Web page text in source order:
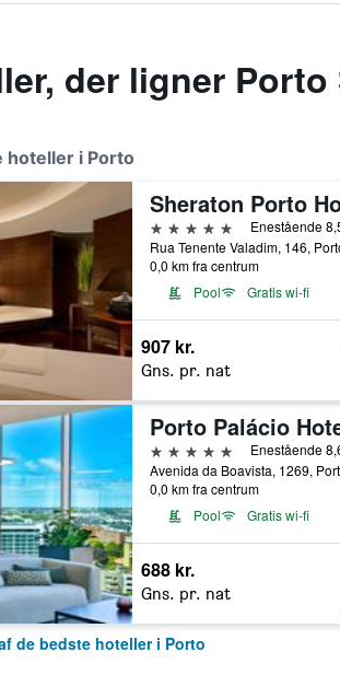
der ligner
hoteller i Porto
5 stjerner
Enestående
Rua Tenente Valadim, 146,
0,0 km fra centrum
Pool
Gratis wi-fi
907 kr.
Gns. pr. nat
5 stjerner
Enestående
0,0 km fra centrum
Pool
Gratis wi-fi
688 kr.
Gns. pr. nat
de bedste hoteller i Porto